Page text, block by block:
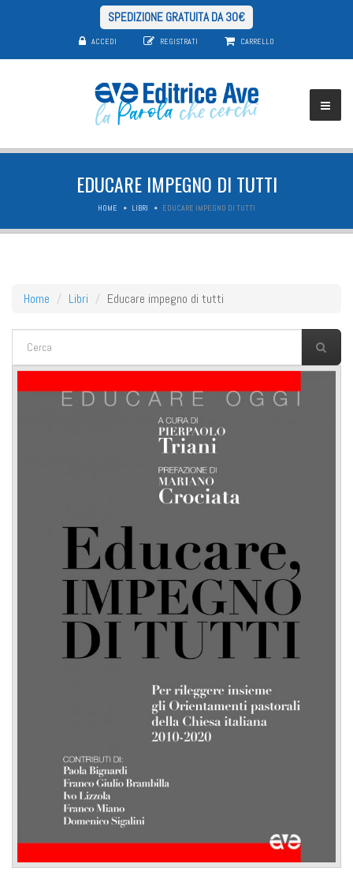
SPEDIZIONE GRATUITA DA 30€
ACCEDI REGISTRATI CARRELLO
EDUCARE IMPEGNO DI TUTTI
HOME LIBRI EDUCARE IMPEGNO DI TUTTI
Home Libri Educare impegno di tutti
FORM DI RICERCA